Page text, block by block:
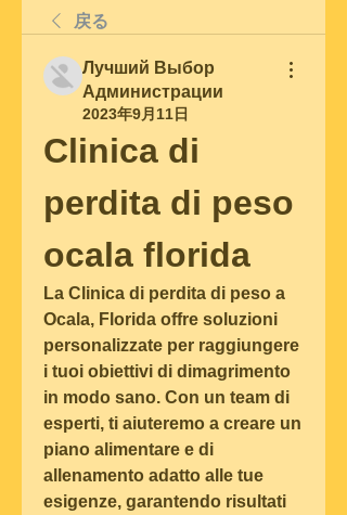
戻る
Лучший Выбор
Администрации
2023年9月11日
Clinica di
perdita di peso
ocala florida
La Clinica di perdita di peso a
Ocala, Florida offre soluzioni
personalizzate per raggiungere
i tuoi obiettivi di dimagrimento
in modo sano. Con un team di
esperti, ti aiuteremo a creare un
piano alimentare e di
allenamento adatto alle tue
esigenze, garantendo risultati